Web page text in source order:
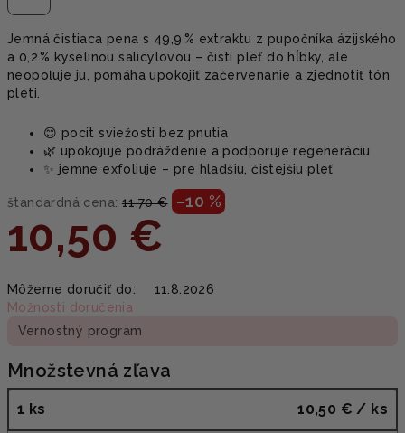
Jemná čistiaca pena s 49,9 % extraktu z pupočníka ázijského
a 0,2 % kyselinou salicylovou – čistí pleť do hĺbky, ale
neopoľuje ju, pomáha upokojiť začervenanie a zjednotiť tón
pleti.
😊 pocit sviežosti bez pnutia
🌿 upokojuje podráždenie a podporuje regeneráciu
✨ jemne exfoliuje – pre hladšiu, čistejšiu pleť
štandardná cena: 11,70 € –10 %
10,50 €
cena:
Môžeme doručiť do:
11.8.2026
Možnosti doručenia
Vernostný program
Množstevná zľava
1 ks 10,50 € / ks